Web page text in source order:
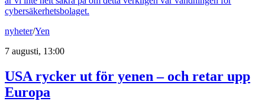
cybersäkerhetsbolaget.
nyheter/Yen
7 augusti, 13:00
USA rycker ut för yenen – och retar upp
Europa